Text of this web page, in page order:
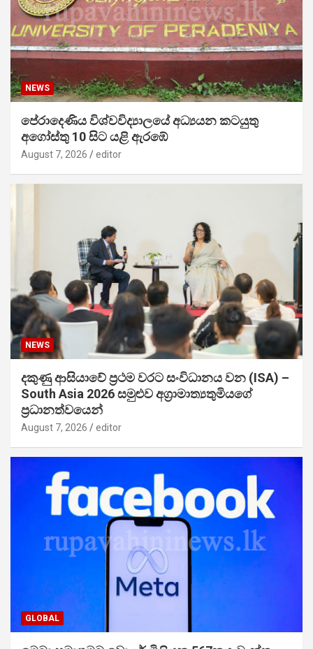
NEWS
පේරාදෙණිය විශ්වවිද්‍යාලයේ අධ්‍යයන කටයුතු
අගෝස්තු 10 සිට යළි ඇරඹේ
August 7, 2026 editor
NEWS
දකුණු ආසියාවේ ප්‍රථම වරට සංවිධානය වන (ISA) –
South Asia 2026 සමුළුව අග්‍රාමාත්‍යතුමියගේ
ප්‍රධානත්වයෙන්
August 7, 2026 editor
GLOBAL